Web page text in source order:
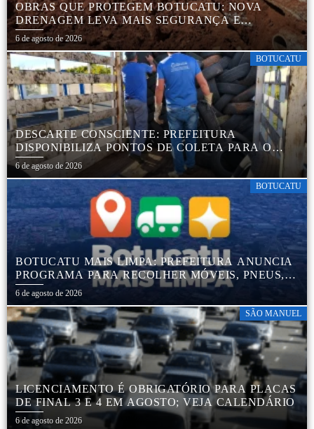
OBRAS QUE PROTEGEM BOTUCATU: NOVA
DRENAGEM LEVA MAIS SEGURANÇA E
TRANQUILIDADE AOS MORADORES DA COHAB
5
6 de agosto de 2026
BOTUCATU
DESCARTE CONSCIENTE: PREFEITURA
DISPONIBILIZA PONTOS DE COLETA PARA O
DESCARTE AMBIENTALMENTE CORRETO DE
PNEUS, GARANTINDO DESTINAÇÃO ADEQUADA
E PRESERVAÇÃO AMBIENTAL
6 de agosto de 2026
BOTUCATU
BOTUCATU MAIS LIMPA: PREFEITURA ANUNCIA
PROGRAMA PARA RECOLHER MÓVEIS, PNEUS,
COLCHÕES E OUTROS MATERIAIS SEM USO
6 de agosto de 2026
SÃO MANUEL
LICENCIAMENTO É OBRIGATÓRIO PARA PLACAS
DE FINAL 3 E 4 EM AGOSTO; VEJA CALENDÁRIO
6 de agosto de 2026